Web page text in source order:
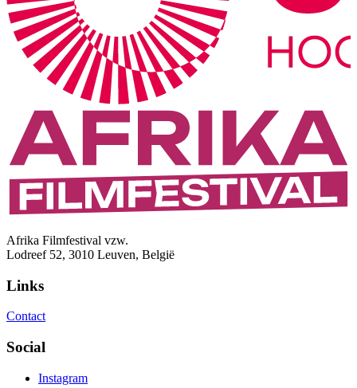
Afrika Filmfestival vzw.
Lodreef 52, 3010 Leuven, België
Links
Contact
Social
Instagram